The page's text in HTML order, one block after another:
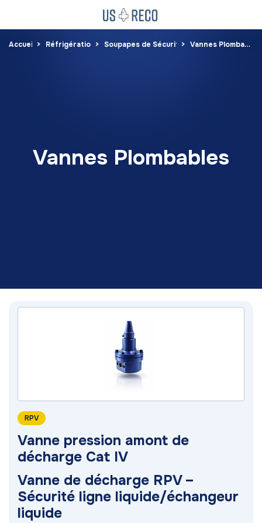
Accueil Réfrigération Soupapes de Sécurité Vannes Plombables
Vannes Plombables
RPV
Vanne pression amont de
décharge Cat IV
Vanne de décharge RPV –
Sécurité ligne liquide/échangeur
liquide